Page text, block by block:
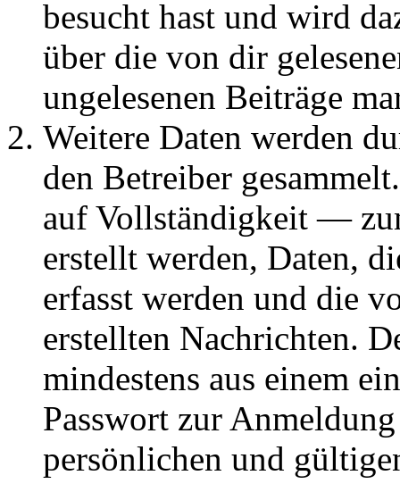
besucht hast und wird
über die von dir
ungelesenen Beiträge
Weitere Daten werden
den Betreiber
auf Vollständigkeit —
erstellt werden, Daten,
erfasst werden und die
erstellten Nachrichten.
mindestens aus einem
Passwort zur
persönlichen und